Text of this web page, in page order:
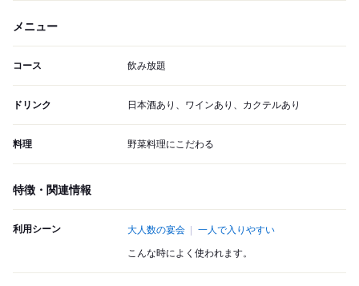
メニュー
コース 飲み放題
ドリンク 日本酒あり、ワインあり、カクテルあり
料理 野菜料理にこだわる
特徴・関連情報
利用シーン 大人数の宴会 一人で入りやすい
こんな時によく使われます。